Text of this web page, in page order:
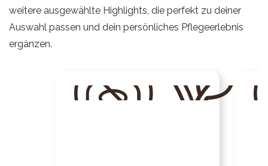
weitere ausgewählte Highlights, die perfekt zu deiner
Auswahl passen und dein persönliches Pflegeerlebnis
ergänzen.